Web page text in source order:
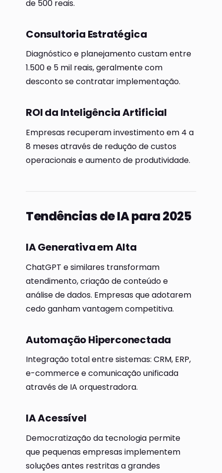
de 500 reais.
Consultoria Estratégica
Diagnóstico e planejamento custam entre
1.500 e 5 mil reais, geralmente com
desconto se contratar implementação.
ROI da Inteligência Artificial
Empresas recuperam investimento em 4 a
8 meses através de redução de custos
operacionais e aumento de produtividade.
Tendências de IA para 2025
IA Generativa em Alta
ChatGPT e similares transformam
atendimento, criação de conteúdo e
análise de dados. Empresas que adotarem
cedo ganham vantagem competitiva.
Automação Hiperconectada
Integração total entre sistemas: CRM, ERP,
e-commerce e comunicação unificada
através de IA orquestradora.
IA Acessível
Democratização da tecnologia permite
que pequenas empresas implementem
soluções antes restritas a grandes